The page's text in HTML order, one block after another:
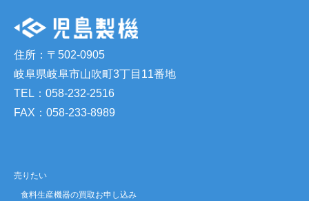
住所：〒502-0905
岐阜県岐阜市山吹町3丁目11番地
TEL：058-232-2516
FAX：058-233-8989
売りたい
食料生産機器の買取お申し込み